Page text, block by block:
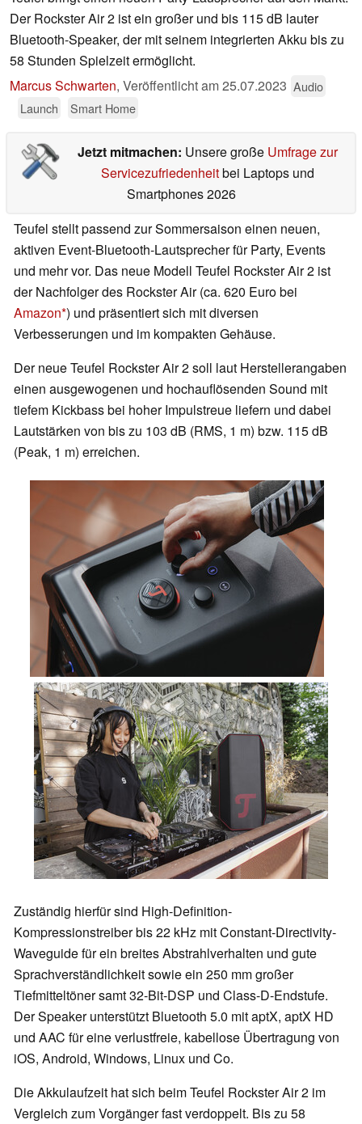
Der Rockster Air 2 ist ein großer und bis 115 dB lauter
Bluetooth-Speaker, der mit seinem integrierten Akku bis zu
58 Stunden Spielzeit ermöglicht.
Marcus Schwarten, Veröffentlicht am25.07.2023 Audio
Launch
Smart Home
Jetzt mitmachen: Unsere große Umfrage zur
Servicezufriedenheitbei Laptops und
Smartphones 2026
Teufel stellt passend zur Sommersaison einen neuen,
aktiven Event-Bluetooth-Lautsprecher für Party, Events
und mehr vor. Das neue Modell Teufel Rockster Air 2 ist
der Nachfolger des Rockster Air (ca. 620 Euro bei
Amazon ) und präsentiert sich mit diversen
Verbesserungen und im kompakten Gehäuse.
Der neue Teufel Rockster Air 2 soll laut Herstellerangaben
einen ausgewogenen und hochauflösenden Sound mit
tiefem Kickbass bei hoher Impulstreue liefern und dabei
Lautstärken von bis zu 103 dB (RMS, 1 m) bzw. 115 dB
(Peak, 1 m) erreichen.
Zuständig hierfür sind High-Definition-
Kompressionstreiber bis 22 kHz mit Constant-Directivity-
Waveguide für ein breites Abstrahlverhalten und gute
Sprachverständlichkeit sowie ein 250 mm großer
Tiefmitteltöner samt 32-Bit-DSP und Class-D-Endstufe.
Der Speaker unterstützt Bluetooth 5.0 mit aptX, aptX HD
und AAC für eine verlustfreie, kabellose Übertragung von
iOS, Android, Windows, Linux und Co.
Die Akkulaufzeit hat sich beim Teufel Rockster Air 2 im
Vergleich zum Vorgänger fast verdoppelt. Bis zu 58